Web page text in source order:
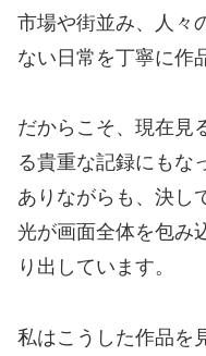
市場や街並み、人々
ない日常を丁寧に作
だからこそ、現在見
る貴重な記録にもな
ありながらも、決し
光が画面全体を包み
り出しています。
私はこうした作品を